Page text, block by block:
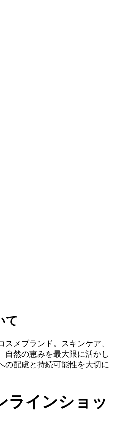
て
メブランド。スキンケア、
自然の恵みを最大限に活かし
の配慮と持続可能性を大切に
ラインショッ